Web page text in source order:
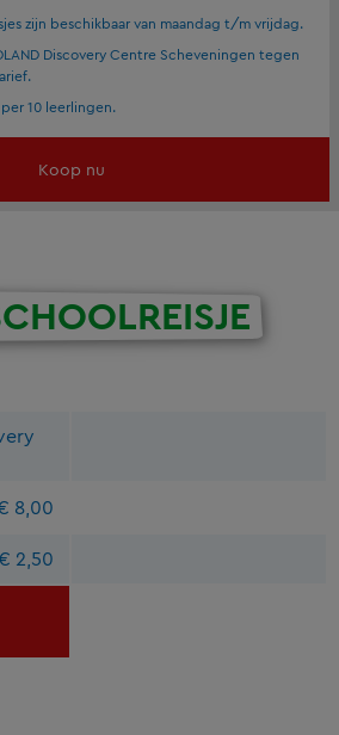
zijn beschikbaar van maandag t/m vrijdag.
Discovery Centre Scheveningen tegen
10 leerlingen.
Koop nu
8,00
2,50